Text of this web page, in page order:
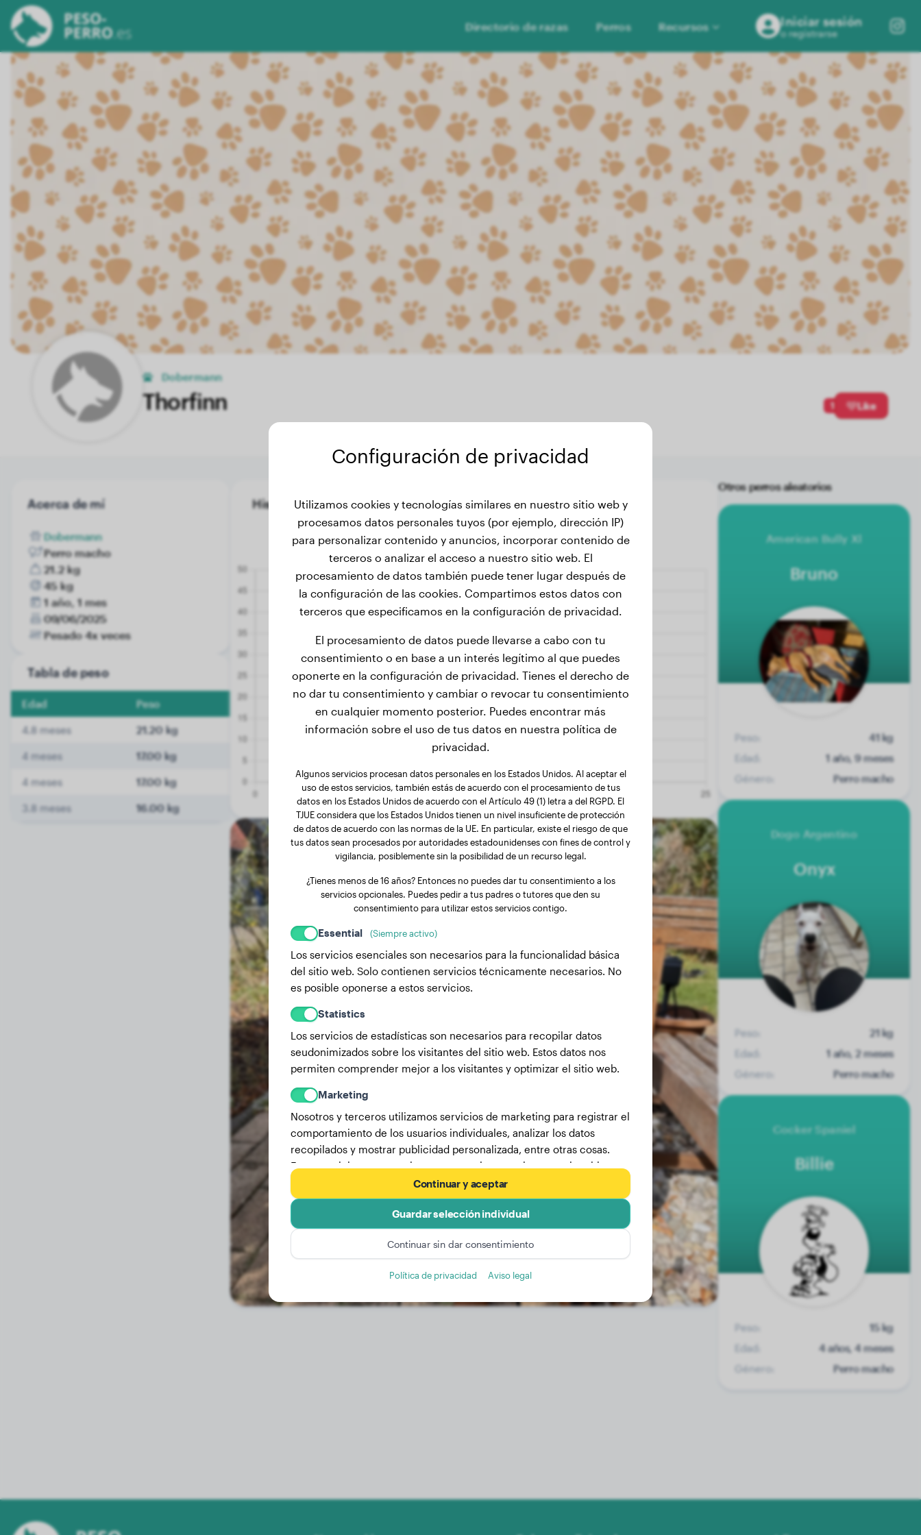
Directorio de razas Perros Recursos Iniciar sesión
o registrarse
Dobermann
Thorfinn 1 Like
Acerca de mí
Dobermann
Perro macho
21.2 kg
45 kg
1 año, 1 mes
09/06/2025
Pesado 4x veces
Tabla de peso
Edad Peso
4.8 meses 21.20 kg
4 meses 17.00 kg
4 meses 17.00 kg
3.8 meses 16.00 kg
Historial de peso de Thorfinn
Otros perros aleatorios
American Bully Xl
Bruno
Peso:
41 kg
Edad:
1 año, 9 meses
Género:
Perro macho
Dogo Argentino
Onyx
Peso:
21 kg
Edad:
1 año, 2 meses
Género:
Perro macho
Cocker Spaniel
Billie
Peso:
15 kg
Edad:
4 años, 4 meses
Género:
Perro macho
Configuración de privacidad
Utilizamos cookies y tecnologías similares en nuestro sitio web y
procesamos datos personales tuyos (por ejemplo, dirección IP)
para personalizar contenido y anuncios, incorporar contenido de
terceros o analizar el acceso a nuestro sitio web. El
procesamiento de datos también puede tener lugar después de
la configuración de las cookies. Compartimos estos datos con
terceros que especificamos en la configuración de privacidad.
El procesamiento de datos puede llevarse a cabo con tu
consentimiento o en base a un interés legítimo al que puedes
oponerte en la configuración de privacidad. Tienes el derecho de
no dar tu consentimiento y cambiar o revocar tu consentimiento
en cualquier momento posterior. Puedes encontrar más
información sobre el uso de tus datos en nuestra política de
privacidad.
Algunos servicios procesan datos personales en los Estados Unidos. Al aceptar el
uso de estos servicios, también estás de acuerdo con el procesamiento de tus
datos en los Estados Unidos de acuerdo con el Artículo 49 (1) letra a del RGPD. El
TJUE considera que los Estados Unidos tienen un nivel insuficiente de protección
de datos de acuerdo con las normas de la UE. En particular, existe el riesgo de que
tus datos sean procesados por autoridades estadounidenses con fines de control y
vigilancia, posiblemente sin la posibilidad de un recurso legal.
¿Tienes menos de 16 años? Entonces no puedes dar tu consentimiento a los
servicios opcionales. Puedes pedir a tus padres o tutores que den su
consentimiento para utilizar estos servicios contigo.
Essential (Siempre activo)
Los servicios esenciales son necesarios para la funcionalidad básica
del sitio web. Solo contienen servicios técnicamente necesarios. No
es posible oponerse a estos servicios.
Statistics
Los servicios de estadísticas son necesarios para recopilar datos
seudonimizados sobre los visitantes del sitio web. Estos datos nos
permiten comprender mejor a los visitantes y optimizar el sitio web.
Marketing
Nosotros y terceros utilizamos servicios de marketing para registrar el
comportamiento de los usuarios individuales, analizar los datos
recopilados y mostrar publicidad personalizada, entre otras cosas.
Estos servicios nos permiten rastrear a los usuarios en varios sitios
Aquí encontrarás una lista de nuestros socios publicitarios.
Más información en nuestra política de privacidad
Continuar y aceptar
Guardar selección individual
Continuar sin dar consentimiento
Política de privacidad Aviso legal